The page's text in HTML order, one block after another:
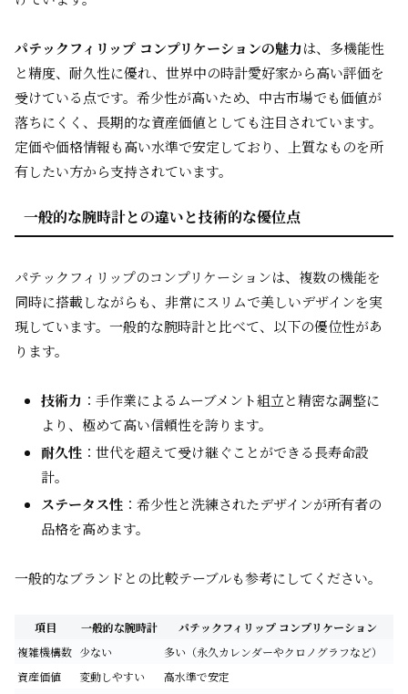
パテックフィリップ コンプリケーションの魅力は、多機能性
と精度、耐久性に優れ、世界中の時計愛好家から高い評価を
受けている点です。希少性が高いため、中古市場でも価値が
落ちにくく、長期的な資産価値としても注目されています。
定価や価格情報も高い水準で安定しており、上質なものを所
有したい方から支持されています。
一般的な腕時計との違いと技術的な優位点
パテックフィリップのコンプリケーションは、複数の機能を
同時に搭載しながらも、非常にスリムで美しいデザインを実
現しています。一般的な腕時計と比べて、以下の優位性があ
ります。
技術力 ：手作業によるムーブメント組立と精密な調整に
より、極めて高い信頼性を誇ります。
耐久性 ：世代を超えて受け継ぐことができる長寿命設
計。
ステータス性 ：希少性と洗練されたデザインが所有者の
品格を高めます。
一般的なブランドとの比較テーブルも参考にしてください。
項目 一般的な腕時計
パテックフィリップ コンプリケーション
複雑機構数 少ない
多い（永久カレンダーやクロノグラフなど）
資産価値
変動しやすい
高水準で安定